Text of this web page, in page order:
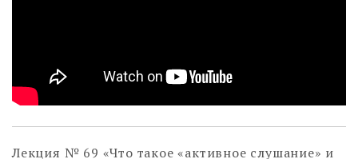
Лекция № 69 «Что такое «активное слушание» и